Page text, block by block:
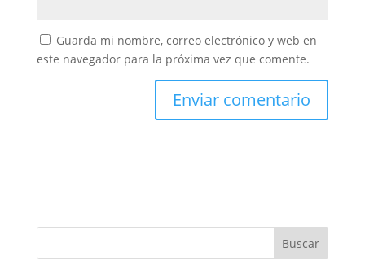
Guarda mi nombre, correo electrónico y web en
este navegador para la próxima vez que comente.